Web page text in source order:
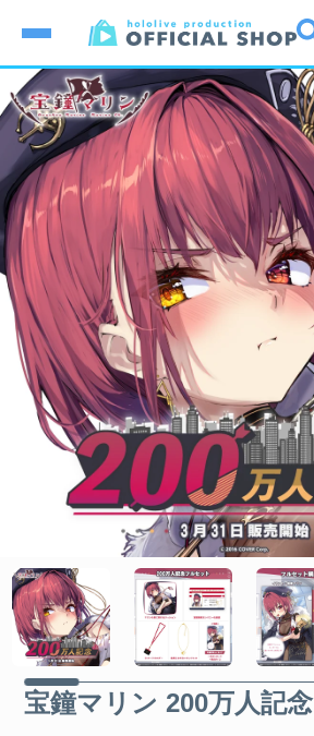
宝鐘マリン 200万人記念